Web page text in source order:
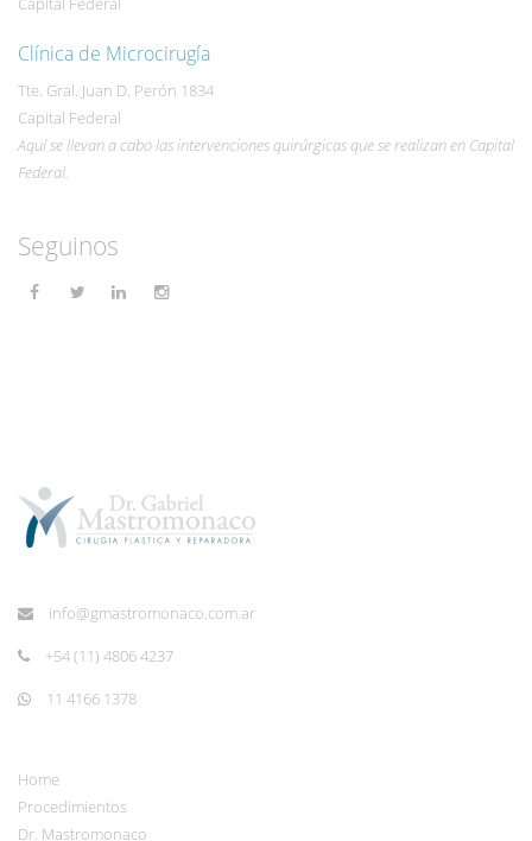
Clínica de Microcirugía
Tte. Gral. Juan D. Perón 1834
Capital Federal
Aquí se llevan a cabo las intervenciones quirúrgicas que se realizan en Capital
Federal.
Seguinos
info@gmastromonaco.com.ar
+54 (11) 4806 4237
11 4166 1378
Home
Procedimientos
Dr. Mastromonaco